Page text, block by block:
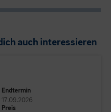
auch interessieren
Endtermin
17.09.2026
Preis